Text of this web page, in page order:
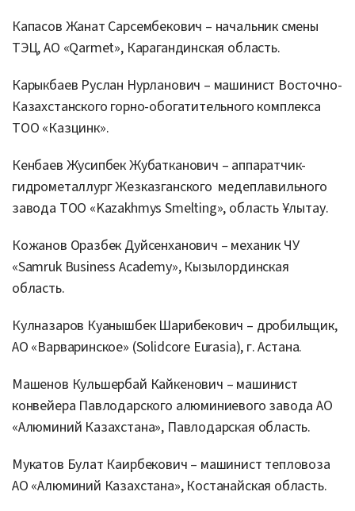
Капасов Жанат Сарсембекович – начальник смены
ТЭЦ, АО «Qarmet», Карагандинская область.
Карыкбаев Руслан Нурланович – машинист Восточно-
Казахстанского горно-обогатительного комплекса
ТОО «Казцинк».
Кенбаев Жусипбек Жубатканович – аппаратчик-
гидрометаллург Жезказганского медеплавильного
завода ТОО «Kazakhmys Smelting», область Ұлытау.
Кожанов Оразбек Дуйсенханович – механик ЧУ
«Samruk Business Academy», Кызылординская
область.
Кулназаров Куанышбек Шарибекович – дробильщик,
АО «Варваринское» (Solidcore Eurasia), г. Астана.
Машенов Кульшербай Кайкенович – машинист
конвейера Павлодарского алюминиевого завода АО
«Алюминий Казахстана», Павлодарская область.
Мукатов Булат Каирбекович – машинист тепловоза
АО «Алюминий Казахстана», Костанайская область.